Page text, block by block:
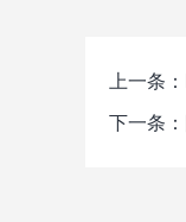
上一条：
下一条：